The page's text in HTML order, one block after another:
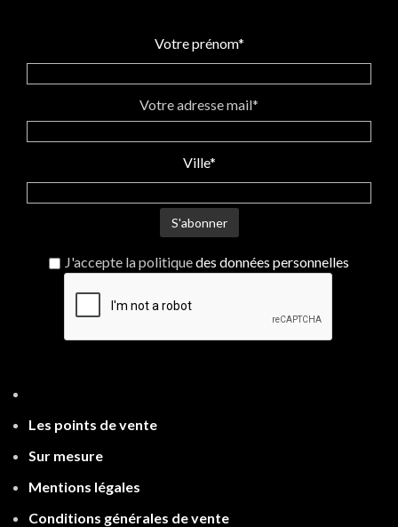
"Mini M'Arty" grand sac à main
en cuir pour femme. Artisanat
imaginé et fabriqué en
Bretagne par une créatrice
enthousiaste et bouillonnante
sensibles au savoir-faire de
créateur.
Votre prénom*
Votre adresse mail*
Ville*
J'accepte la politiquedes données personnelles
Les points de vente
Sur mesure
Mentions légales
Conditions générales de vente